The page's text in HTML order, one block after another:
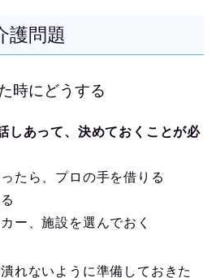
護問題
時にどうする
しあって、決めておくことが必
たら、プロの手を借りる
ー、施設を選んでおく
れないように準備しておきた